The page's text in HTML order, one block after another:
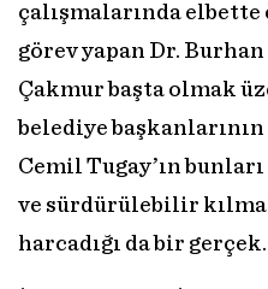
çalışmalarında
görev yapan Dr.
Çakmur başta olmak
belediye
Cemil Tugay’ın
ve sürdürülebilir
harcadığı da bir gerçek.